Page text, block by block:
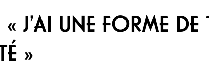
J’AI UNE FORME
»